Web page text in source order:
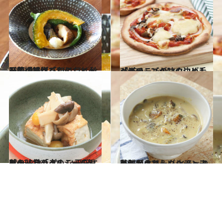
2018.9.4
万能調味料「和のたれベース」で作る ほくほく秋野菜の揚げびたし
グルメ 2013.11.26
ベジチーズが味の決め手 「きのこ」のマクロビレシピ
グルメ
2016.9.20
秋の味覚「きのこ」の旨みを味わう 忙しい平日にもう一品のヘルシーレシピ
グルメ 2017.10.26
乳製品オフ＆グルテンフリーがうれしい とろ～り美味なクリームシチューレシピ
グルメ